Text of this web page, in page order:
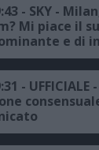
- SKY -
Mi piace il
e di
per il
- UFFICIALE